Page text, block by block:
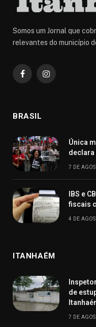
Somos um Jornal que
relevantes do município
FacebookInstagram
BRASIL
Única
declara
7 DE
IBS e
fiscais
4 DE
ITANHAÉM
de
7 DE